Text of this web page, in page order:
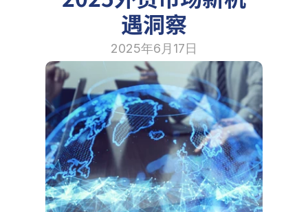
遇洞察
2025年6月17日